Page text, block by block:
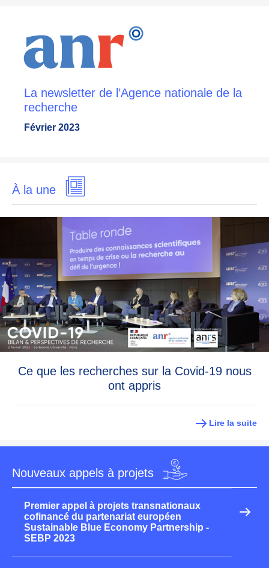
La newsletter de l’Agence nationale de la
recherche
Février 2023
À la une
Ce que les recherches sur la Covid-19 nous
ont appris
Lire la suite
Nouveaux appels à projets
Premier appel à projets transnationaux
cofinancé du partenariat européen
Sustainable Blue Economy Partnership -
SEBP 2023